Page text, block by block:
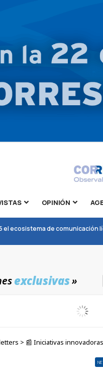
OPINIÓN
el ecosistema de comunicación
exclusivas»
> 📰 Iniciativas